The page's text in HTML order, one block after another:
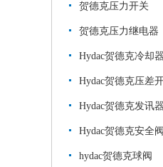
贺德克压力开关
贺德克压力继电器
Hydac贺德克冷却器
Hydac贺德克压差
Hydac贺德克发讯器
Hydac贺德克安全阀
hydac贺德克球阀